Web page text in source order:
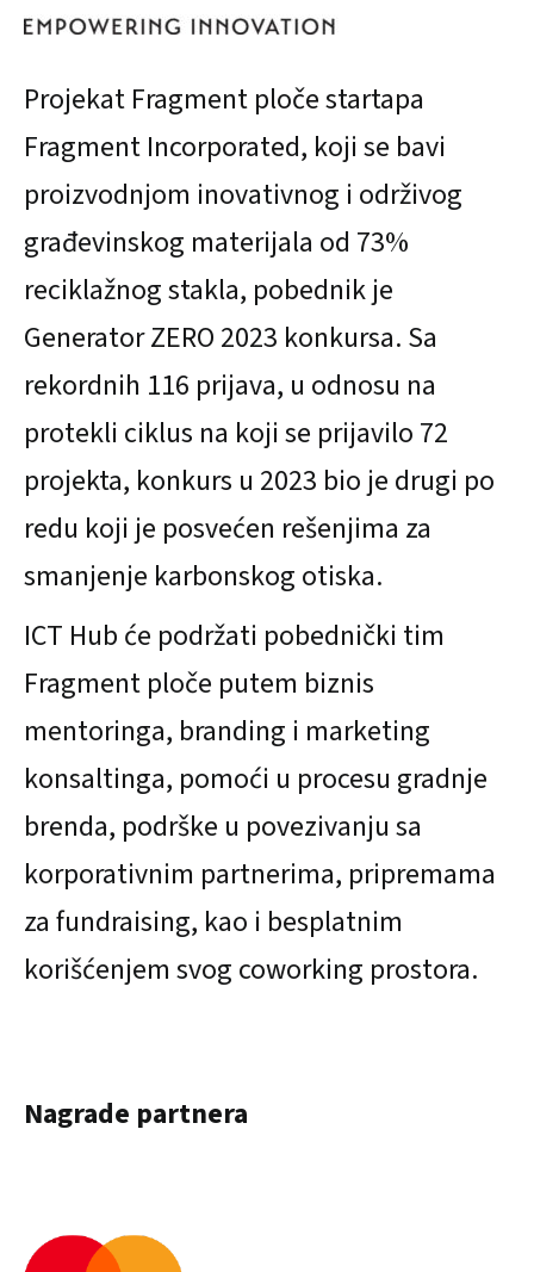
Projekat Fragment ploče startapa
Fragment Incorporated, koji se bavi
proizvodnjom inovativnog i održivog
građevinskog materijala od 73%
reciklažnog stakla, pobednik je
Generator ZERO 2023 konkursa. Sa
rekordnih 116 prijava, u odnosu na
protekli ciklus na koji se prijavilo 72
projekta, konkurs u 2023 bio je drugi po
redu koji je posvećen rešenjima za
smanjenje karbonskog otiska.
ICT Hub će podržati pobednički tim
Fragment ploče putem biznis
mentoringa, branding i marketing
konsaltinga, pomoći u procesu gradnje
brenda, podrške u povezivanju sa
korporativnim partnerima, pripremama
za fundraising, kao i besplatnim
korišćenjem svog coworking prostora.
Nagrade partnera